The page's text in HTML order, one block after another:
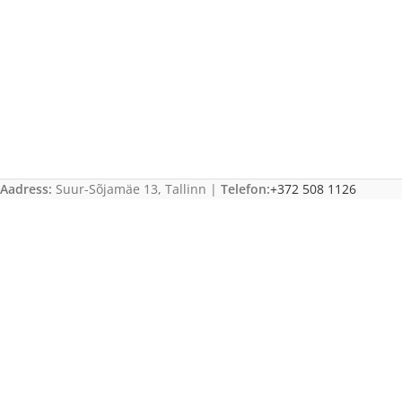
Aadress: Suur-Sõjamäe 13, Tallinn | Telefon:+372 508 1126